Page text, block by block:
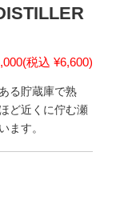
(税込 ¥6,600)
る貯蔵庫で熟
ど近くに佇む瀬
ます。